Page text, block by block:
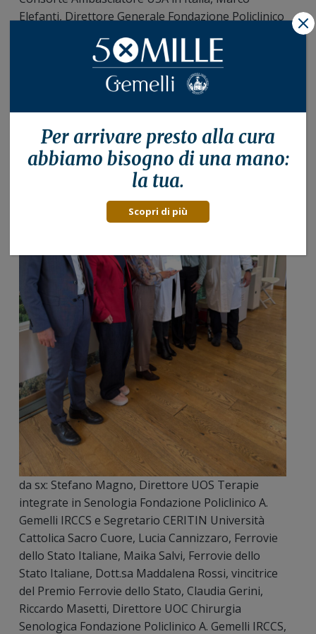
Elefanti, Direttore Generale Fondazione Policlinico
A. Gemelli IRCCS, Riccardo Masetti, Direttore UOC
Chirurgia Senologica Fondazione Policlinico A.
Gemelli IRCCS, Direttore CERITIN Università
Cattolica Sacro Cuore.
da sx: Stefano Magno, Direttore UOS Terapie
integrate in Senologia Fondazione Policlinico A.
Gemelli IRCCS e Segretario CERITIN Università
Cattolica Sacro Cuore, Lucia Cannizzaro, Ferrovie
dello Stato Italiane, Maika Salvi, Ferrovie dello
Stato Italiane, Dott.sa Maddalena Rossi, vincitrice
del Premio Ferrovie dello Stato, Claudia Gerini,
Riccardo Masetti, Direttore UOC Chirurgia
Senologica Fondazione Policlinico A. Gemelli IRCCS,
Per arrivare presto alla cura
abbiamo bisogno di una mano:
la tua.
Scopri di più
X